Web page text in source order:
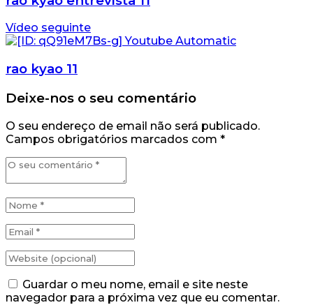
Vídeo seguinte
rao kyao 11
Deixe-nos o seu comentário
O seu endereço de email não será publicado.
Campos obrigatórios marcados com *
Guardar o meu nome, email e site neste
navegador para a próxima vez que eu comentar.